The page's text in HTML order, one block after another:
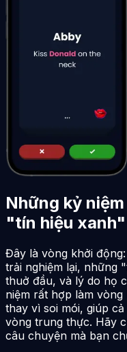
Những kỷ
"tín hiệu xanh"
Đây là vòng khởi
trải nghiệm lại, những
thuở đầu, và lý do họ
niệm rất hợp làm
thay vì soi mói, giúp
vòng trung thực. Hãy
câu chuyện mà bạn